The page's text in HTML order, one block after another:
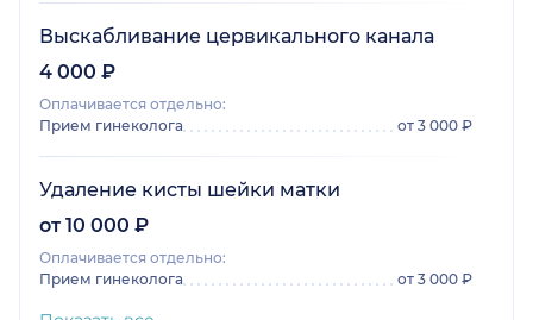
Выскабливание цервикального канала
4 000 ₽
Оплачивается отдельно:
Прием гинеколога
от 3 000 ₽
Удаление кисты шейки матки
от 10 000 ₽
Оплачивается отдельно:
Прием гинеколога
от 3 000 ₽